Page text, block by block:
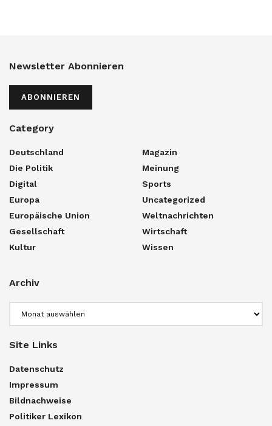
Newsletter Abonnieren
ABONNIEREN
Category
Deutschland
Die Politik
Digital
Europa
Europäische Union
Gesellschaft
Kultur
Magazin
Meinung
Sports
Uncategorized
Weltnachrichten
Wirtschaft
Wissen
Archiv
Site Links
Datenschutz
Impressum
Bildnachweise
Politiker Lexikon